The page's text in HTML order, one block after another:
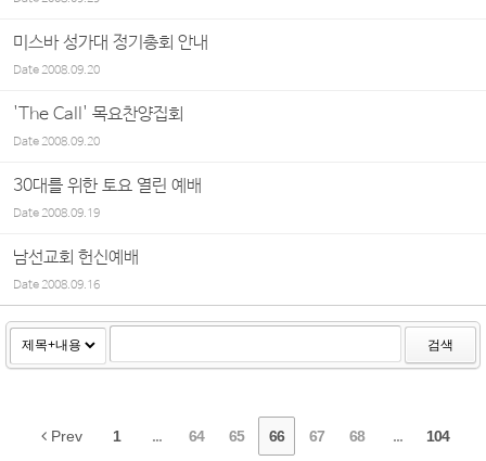
미스바 성가대 정기총회 안내
Date2008.09.20
'The Call' 목요찬양집회
Date2008.09.20
30대를 위한 토요 열린 예배
Date2008.09.19
남선교회 헌신예배
Date2008.09.16
검색
Prev 1 ... 64 65 66 67 68 ... 104